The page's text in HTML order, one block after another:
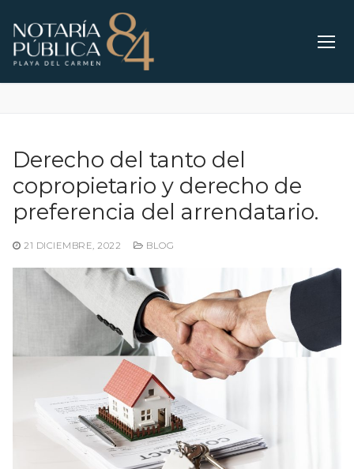
contenido
Derecho del tanto del
copropietario y derecho de
preferencia del arrendatario.
21 DICIEMBRE, 2022 BLOG